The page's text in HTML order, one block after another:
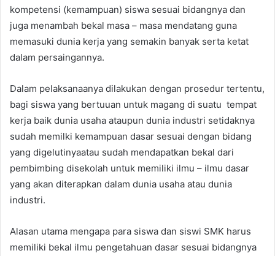
kompetensi (kemampuan) siswa sesuai bidangnya dan
juga menambah bekal masa – masa mendatang guna
memasuki dunia kerja yang semakin banyak serta ketat
dalam persaingannya.
Dalam pelaksanaanya dilakukan dengan prosedur tertentu,
bagi siswa yang bertuuan untuk magang di suatu tempat
kerja baik dunia usaha ataupun dunia industri setidaknya
sudah memilki kemampuan dasar sesuai dengan bidang
yang digelutinyaatau sudah mendapatkan bekal dari
pembimbing disekolah untuk memiliki ilmu – ilmu dasar
yang akan diterapkan dalam dunia usaha atau dunia
industri.
Alasan utama mengapa para siswa dan siswi SMK harus
memiliki bekal ilmu pengetahuan dasar sesuai bidangnya